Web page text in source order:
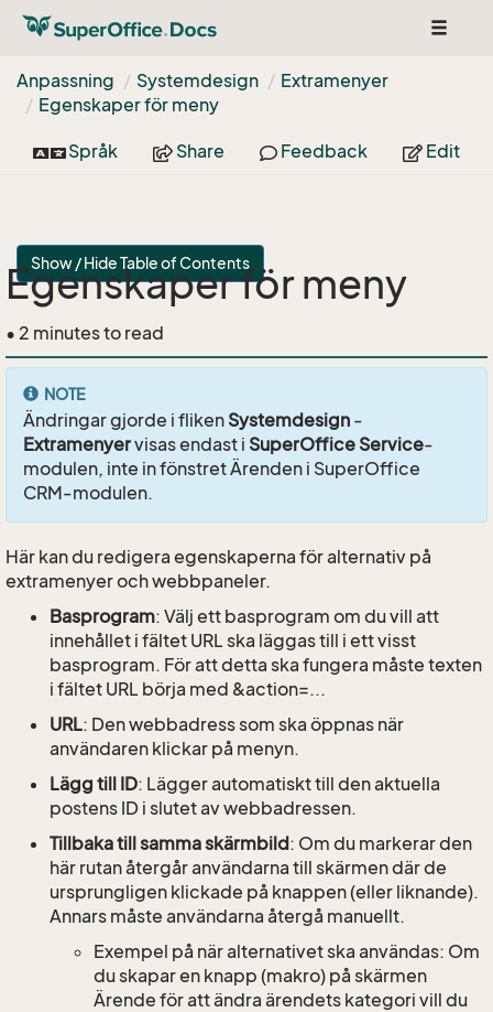
Toggle
Anpassning
Systemdesign
Extramenyer
Egenskaper för meny
Språk Share Feedback Edit
Show / Hide Table of Contents
Egenskaper för meny
• 2 minutes to read
NOTE
Ändringar gjorde i flikenSystemdesign -
Extramenyervisas endast i SuperOffice Service-
modulen, inte in fönstret Ärenden i SuperOffice
CRM-modulen.
Här kan du redigera egenskaperna för alternativ på
extramenyer och webbpaneler.
Basprogram: Välj ett basprogram om du vill att
innehållet i fältet URL ska läggas till i ett visst
basprogram. För att detta ska fungera måste texten
i fältet URL börja med &action=...
URL: Den webbadress som ska öppnas när
användaren klickar på menyn.
Lägg till ID: Lägger automatiskt till den aktuella
postens ID i slutet av webbadressen.
Tillbaka till samma skärmbild: Om du markerar den
här rutan återgår användarna till skärmen där de
ursprungligen klickade på knappen (eller liknande).
Annars måste användarna återgå manuellt.
Exempel på när alternativet ska användas: Om
du skapar en knapp (makro) på skärmen
Ärende för att ändra ärendets kategori vill du